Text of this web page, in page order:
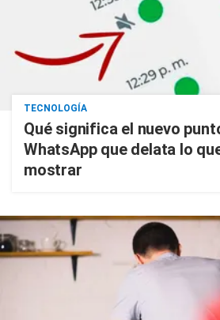
TECNOLOGÍA
Qué significa el nuevo
WhatsApp que delata lo
mostrar